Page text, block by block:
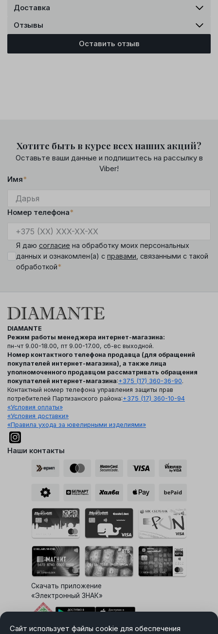
Доставка
Отзывы
Оставить отзыв
Сайт использует файлы cookie для обеспечения
Хотите быть в курсе всех наших акций?
Оставьте ваши данные и подпишитесь на рассылку в
Viber!
Имя*
Номер телефона*
Я даю согласие на обработку моих персональных
данных и ознакомлен(а) с правами , связанными с такой
обработкой*
DIAMANTE
Режим работы менеджера интернет-магазина:
пн-чт 9.00-18.00, пт 9.00-17.00, сб-вс выходной.
Номер контактного телефона продавца (для обращений
покупателей интернет-магазина), а также лица
уполномоченного продавцом рассматривать обращения
покупателей интернет-магазина:+375 (17) 360-36-90.
Контактный номер телефона управления защиты прав
потребителей Партизанского района:+375 (17) 360-10-94
«Условия оплаты»
«Условия доставки»
«Правила ухода за ювелирными изделиями»
Наши контакты
Скачать приложение
«Электронный ЗНАК»